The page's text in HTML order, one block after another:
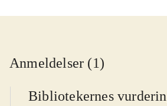
Anmeldelser (1)
Bibliotekernes